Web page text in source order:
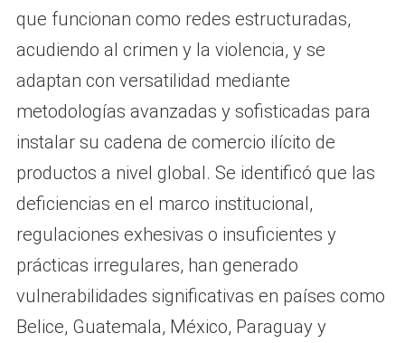
que funcionan como redes estructuradas,
acudiendo al crimen y la violencia, y se
adaptan con versatilidad mediante
metodologías avanzadas y sofisticadas para
instalar su cadena de comercio ilícito de
productos a nivel global. Se identificó que las
deficiencias en el marco institucional,
regulaciones exhesivas o insuficientes y
prácticas irregulares, han generado
vulnerabilidades significativas en países como
Belice, Guatemala, México, Paraguay y